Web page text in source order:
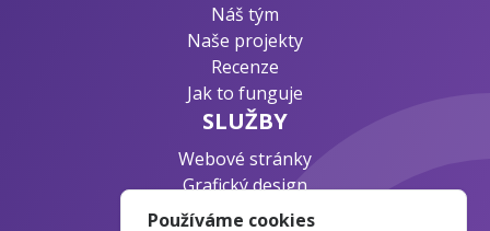
Náš tým
Naše projekty
Recenze
Jak to funguje
SLUŽBY
Webové stránky
Grafický design
Byznys konzultace
Používáme cookies